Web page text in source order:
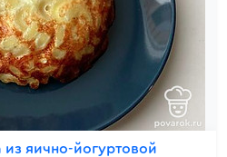
яично-йогуртовой